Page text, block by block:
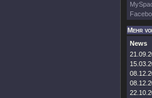
Mehr
News